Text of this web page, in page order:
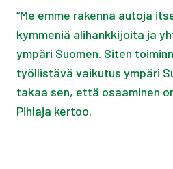
“Me emme rakenna autoja
kymmeniä alihankkijoita ja
ympäri Suomen. Siten
työllistävä vaikutus ympäri
takaa sen, että osaaminen
Pihlaja kertoo.